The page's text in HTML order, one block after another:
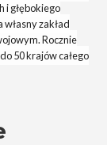
i głębokiego
zakład
Rocznie
50 krajów całego